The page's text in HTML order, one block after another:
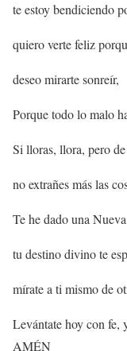
te estoy bendiciendo
quiero verte feliz
deseo mirarte sonreír,
Porque todo lo malo
Si lloras, llora, pero
no extrañes más las
Te he dado una
tu destino divino te
mírate a ti mismo de
Levántate hoy con fe,
AMÉN